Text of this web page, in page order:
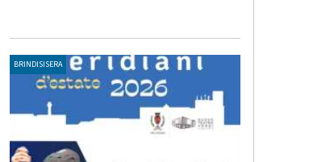
BRINDISISERA